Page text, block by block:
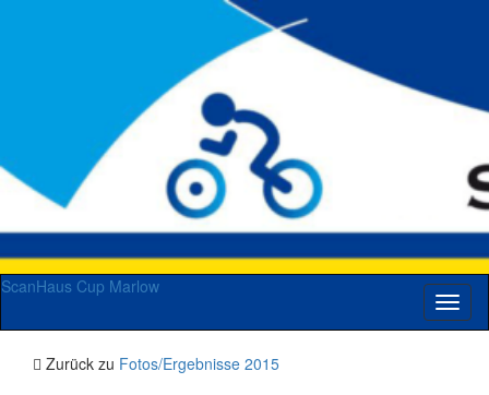
ScanHaus Cup Marlow
Zurück zu Fotos/Ergebnisse 2015